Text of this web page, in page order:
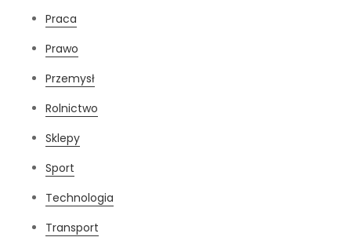
Praca
Prawo
Przemysł
Rolnictwo
Sklepy
Sport
Technologia
Transport